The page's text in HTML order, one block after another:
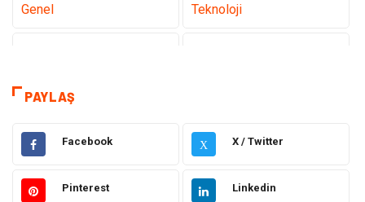
Genel Teknoloji
Eğitim & Kariyer
Giyim Elektrik & Elektronik
Gıda Hukuk
PAYLAŞ
Facebook X X / Twitter
Pinterest Linkedin